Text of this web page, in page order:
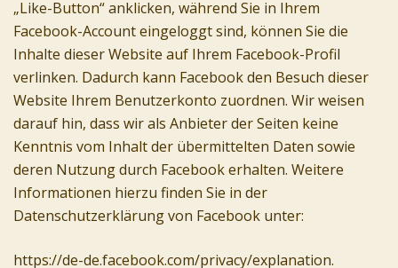
„Like-Button“ anklicken, während Sie in Ihrem
Facebook-Account eingeloggt sind, können Sie die
Inhalte dieser Website auf Ihrem Facebook-Profil
verlinken. Dadurch kann Facebook den Besuch dieser
Website Ihrem Benutzerkonto zuordnen. Wir weisen
darauf hin, dass wir als Anbieter der Seiten keine
Kenntnis vom Inhalt der übermittelten Daten sowie
deren Nutzung durch Facebook erhalten. Weitere
Informationen hierzu finden Sie in der
Datenschutzerklärung von Facebook unter:
https://de-de.facebook.com/privacy/explanation.